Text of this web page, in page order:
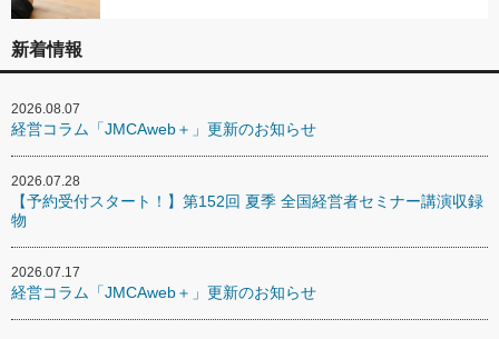
新着情報
2026.08.07
経営コラム「JMCAweb＋」更新のお知らせ
2026.07.28
【予約受付スタート！】第152回 夏季 全国経営者セミナー講演収録
物
2026.07.17
経営コラム「JMCAweb＋」更新のお知らせ